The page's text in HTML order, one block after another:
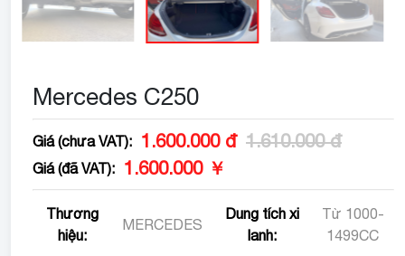
Mercedes C250
Giá (chưa VAT): 1.600.000 đ 1.610.000 đ
Giá (đã VAT): 1.600.000 ￥
Thương
hiệu:
MERCEDES
Dung tích xi
lanh:
Từ 1000-
1499CC